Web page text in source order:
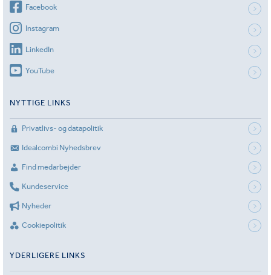
Facebook
Instagram
LinkedIn
YouTube
NYTTIGE LINKS
Privatlivs- og datapolitik
Idealcombi Nyhedsbrev
Find medarbejder
Kundeservice
Nyheder
Cookiepolitik
YDERLIGERE LINKS